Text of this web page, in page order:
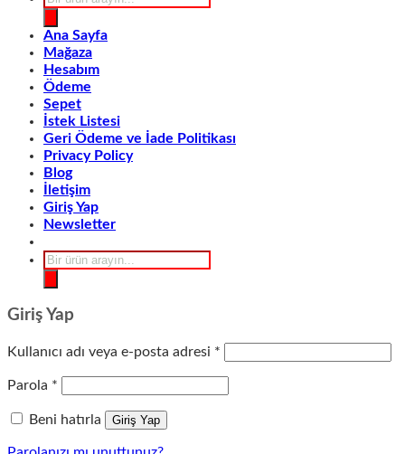
search
Ana Sayfa
Mağaza
Hesabım
Ödeme
Sepet
İstek Listesi
Geri Ödeme ve İade Politikası
Privacy Policy
Blog
İletişim
Giriş Yap
Newsletter
Products
search
Giriş Yap
Kullanıcı adı veya e-posta adresi *
Parola *
Beni hatırla Giriş Yap